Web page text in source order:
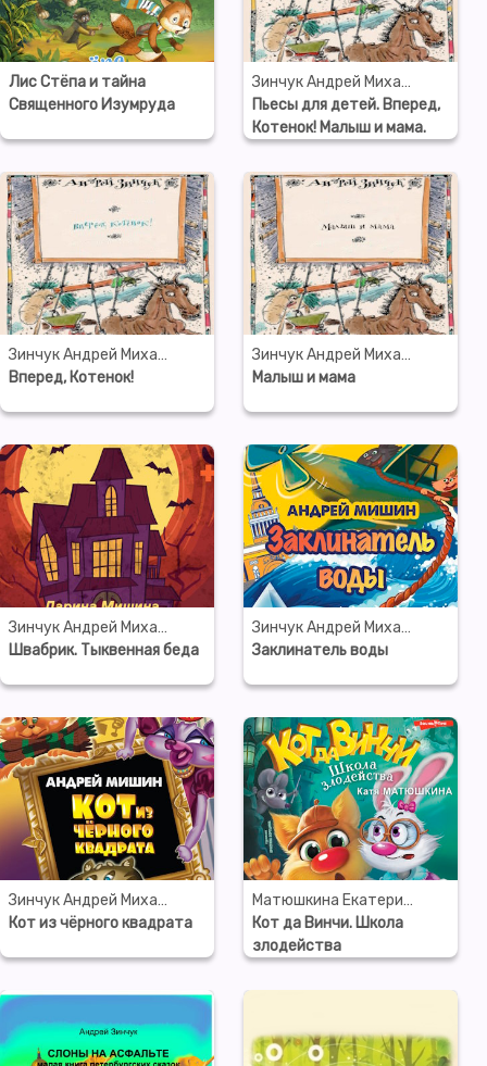
Лис Стёпа и тайна
Священного Изумруда
Зинчук Андрей Михайлович
Пьесы для детей. Вперед,
Котенок! Малыш и мама.
Зеленый Марабу
Зинчук Андрей Михайлович
Вперед, Котенок!
Зинчук Андрей Михайлович
Малыш и мама
Зинчук Андрей Михайлович
Швабрик. Тыквенная беда
Зинчук Андрей Михайлович
Заклинатель воды
Зинчук Андрей Михайлович
Кот из чёрного квадрата
Матюшкина Екатерина Александровна
Кот да Винчи. Школа
злодейства